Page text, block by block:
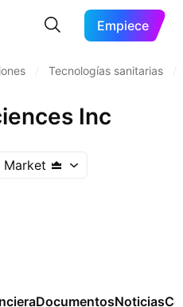
Empiece
Tecnologías sanitarias
Inc
Market
DocumentosNoticias